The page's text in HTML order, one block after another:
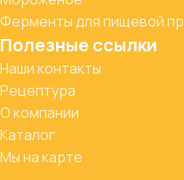
Ферменты для пищевой
Полезные ссылки
Наши контакты
Рецептура
О компании
Каталог
Мы на карте